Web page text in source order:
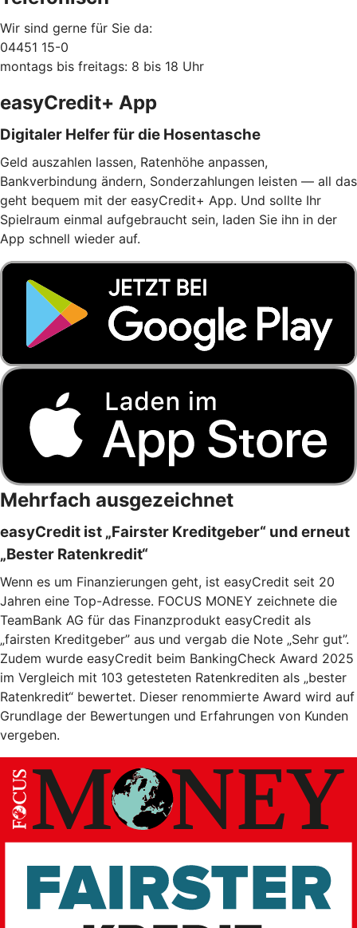
Wir sind gerne für Sie da:
04451 15-0
montags bis freitags: 8 bis 18 Uhr
easyCredit+ App
Digitaler Helfer für die Hosentasche
Geld auszahlen lassen, Ratenhöhe anpassen,
Bankverbindung ändern, Sonderzahlungen leisten — all das
geht bequem mit der easyCredit+ App. Und sollte Ihr
Spielraum einmal aufgebraucht sein, laden Sie ihn in der
App schnell wieder auf.
Mehrfach ausgezeichnet
easyCredit ist „Fairster Kreditgeber“ und erneut
„Bester Ratenkredit“
Wenn es um Finanzierungen geht, ist easyCredit seit 20
Jahren eine Top-Adresse. FOCUS MONEY zeichnete die
TeamBank AG für das Finanzprodukt easyCredit als
„fairsten Kreditgeber” aus und vergab die Note „Sehr gut”.
Zudem wurde easyCredit beim BankingCheck Award 2025
im Vergleich mit 103 getesteten Ratenkrediten als „bester
Ratenkredit“ bewertet. Dieser renommierte Award wird auf
Grundlage der Bewertungen und Erfahrungen von Kunden
vergeben.